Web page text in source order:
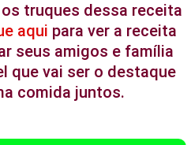
truques dessa receita
aqui para ver a receita
seus amigos e família
que vai ser o destaque
comida juntos.